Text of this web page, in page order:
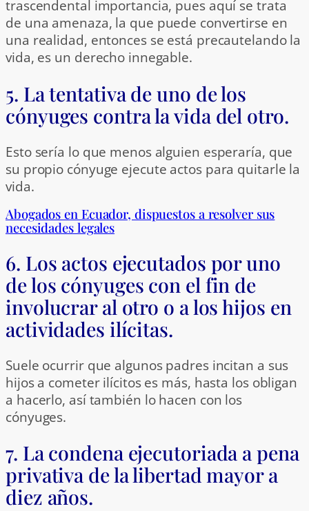
trascendental importancia, pues aquí se trata
de una amenaza, la que puede convertirse en
una realidad, entonces se está precautelando la
vida, es un derecho innegable.
5. La tentativa de uno de los
cónyuges contra la vida del otro.
Esto sería lo que menos alguien esperaría, que
su propio cónyuge ejecute actos para quitarle la
vida.
Abogados en Ecuador, dispuestos a resolver sus
necesidades legales
6. Los actos ejecutados por uno
de los cónyuges con el fin de
involucrar al otro o a los hijos en
actividades ilícitas.
Suele ocurrir que algunos padres incitan a sus
hijos a cometer ilícitos es más, hasta los obligan
a hacerlo, así también lo hacen con los
cónyuges.
7. La condena ejecutoriada a pena
privativa de la libertad mayor a
diez años.